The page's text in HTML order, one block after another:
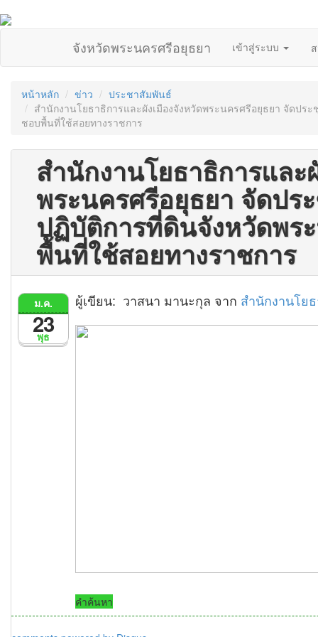
จังหวัดพระนครศรีอยุธยา เข้าสู่ระบบ
หน้าหลัก ข่าว
ประชาสัมพันธ์
สำนักงานโยธาธิการและผังเมืองจังหวัดพระนครศรีอยุธยา จัดป
ชอบพื้นที่ใช้สอยทางราชการ
สำนักงานโยธาธิการและ
พระนครศรีอยุธยา จัดป
ปฏิบัติการที่ดินจังหวัดพร
พื้นที่ใช้สอยทางราชการ
พุธ
ม.ค.
23
ผู้เขียน: วาสนา มานะกุล จาก สำนักงานโย
คำค้นหา